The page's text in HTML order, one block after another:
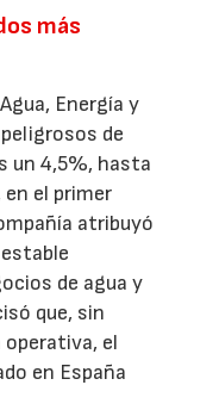
más
Energía y
de
un 4,5%, hasta
el primer
atribuyó
de agua y
que, sin
operativa, el
en España